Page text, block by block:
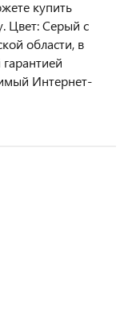
купить
Цвет: Серый с
области, в
Интернет-